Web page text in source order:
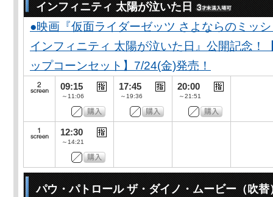
インフィニティ 太陽が泣いた日
●映画『仮面ライダーゼッツ さよならのミッ
インフィニティ 太陽が泣いた日』公開記念！
ップコーンセット】7/24(金)発売！
09:15
～11:06
17:45
～19:36
20:00
～21:51
12:30
～14:21
パウ・パトロール ザ・ダイノ・ムービー（吹替